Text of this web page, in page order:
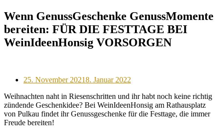
Wenn GenussGeschenke GenussMomente
bereiten: FÜR DIE FESTTAGE BEI
WeinIdeenHonsig VORSORGEN
Posted
25. November 20218. Januar 2022
Weihnachten naht in Riesenschritten und ihr habt noch keine richtig
zündende Geschenkidee? Bei WeinIdeenHonsig am Rathausplatz
von Pulkau findet ihr Genussgeschenke für die Festtage, die immer
Freude bereiten!